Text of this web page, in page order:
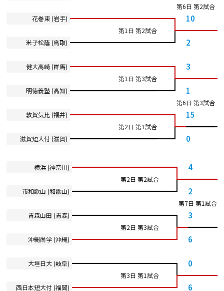
第6日 第2試合
花巻東 (岩手)
10
第1日 第2試合
米子松蔭 (鳥取)
2
健大高崎 (群馬) 3
第1日 第3試合
明徳義塾 (高知)
1
第6日 第3試合
敦賀気比 (福井)
15
第2日 第1試合
滋賀短大付 (滋賀)
0
横浜 (神奈川) 4
第2日 第2試合
市和歌山 (和歌山)
2
第7日 第1試合
青森山田 (青森)
3
第2日 第3試合
沖縄尚学 (沖縄)
6
大垣日大 (岐阜) 0
第3日 第1試合
西日本短大付 (福岡)
6